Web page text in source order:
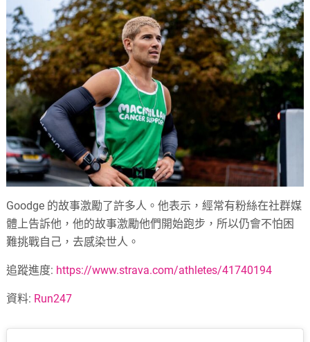
Goodge 的故事激勵了許多人。他表示，經常有粉絲在社群媒
體上告訴他，他的故事激勵他們開始跑步，所以仍會不怕困
難挑戰自己，去感染世人。
追蹤進度: https://www.strava.com/athletes/41740194
資料: Run247